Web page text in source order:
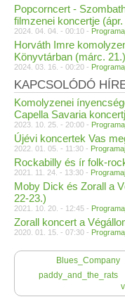
Popcorncert -
filmzenei koncertje (ápr.
2024. 04. 04. - 00:10 -
Horváth Imre
Könyvtárban (márc. 21.)
2024. 03. 16. - 00:20 -
KAPCSOLÓDÓ
Komolyzenei
Capella Savaria
2023. 10. 25. - 20:00 -
Újévi koncertek Vas
2022. 01. 05. - 11:30 -
Rockabilly és ír folk-
2021. 11. 24. - 13:30 -
Moby Dick és Zorall a
22-23.)
2021. 10. 20. - 12:45 -
Zorall koncert a
2020. 01. 15. - 07:30 -
Blues_Company
paddy_and_the_rats